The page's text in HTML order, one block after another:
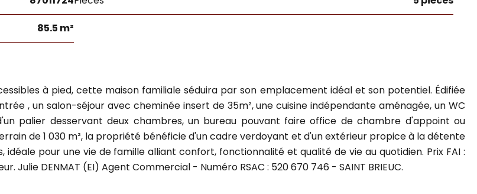
85.5 m²
à pied, cette maison familiale séduira par son emplacement idéal et son potentiel. Édifiée
, un salon-séjour avec cheminée insert de 35m², une cuisine indépendante aménagée, un WC
palier desservant deux chambres, un bureau pouvant faire office de chambre d'appoint ou
de 1 030 m², la propriété bénéficie d'un cadre verdoyant et d'un extérieur propice à la détente
pour une vie de famille alliant confort, fonctionnalité et qualité de vie au quotidien. Prix FAI :
Julie DENMAT (EI) Agent Commercial - Numéro RSAC : 520 670 746 - SAINT BRIEUC.